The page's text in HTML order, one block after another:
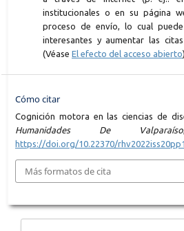
institucionales o en su página
proceso de envío, lo cual
interesantes y aumentar las
(Véase El efecto del acceso abierto).
Cómo citar
Cognición motora en las ciencias de
Humanidades De Valparaíso
https://doi.org/10.22370/
Más formatos de cita